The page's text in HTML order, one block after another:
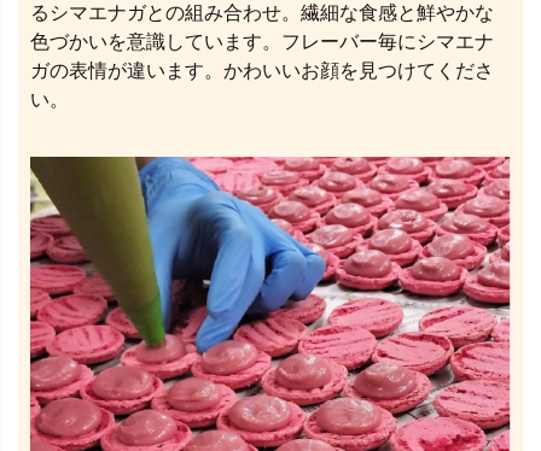
るシマエナガとの組み合わせ。繊細な食感と鮮やかな
色づかいを意識しています。フレーバー毎にシマエナ
ガの表情が違います。かわいいお顔を見つけてくださ
い。